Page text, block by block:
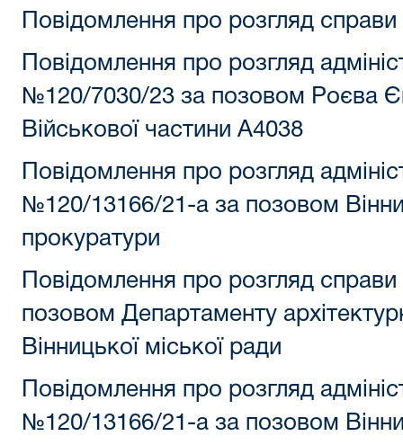
Повідомлення про розгляд справи
Повідомлення про розгляд
№120/7030/23 за позовом Роєва
Військової частини А4038
Повідомлення про розгляд
№120/13166/21-а за позовом
прокуратури
Повідомлення про розгляд
позовом Департаменту
Вінницької міської ради
Повідомлення про розгляд
№120/13166/21-а за позовом